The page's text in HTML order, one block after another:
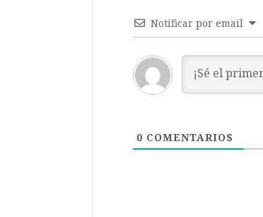
Notificar por email
0 COMENTARIOS